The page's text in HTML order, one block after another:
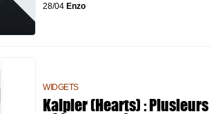
28/04 Enzo
WIDGETS
Kalpler (Hearts) : Plusieurs